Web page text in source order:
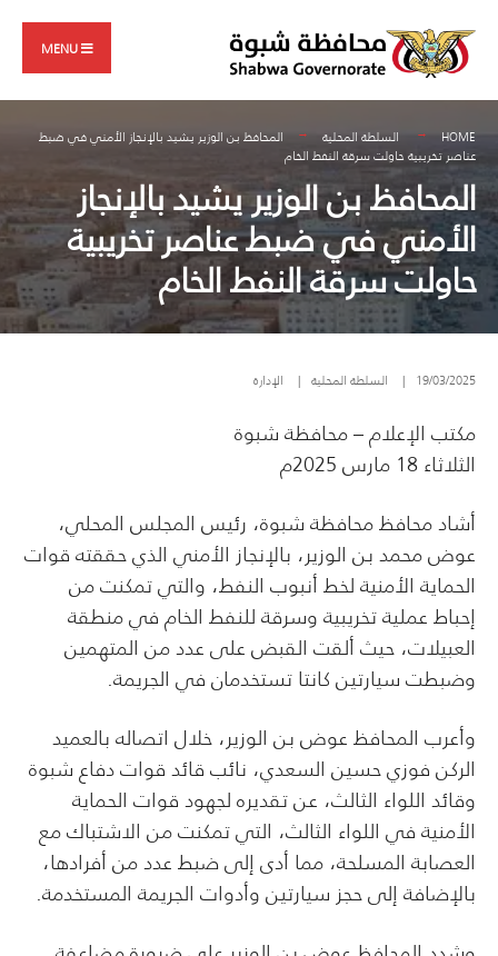
content
MENU
HOME السلطة المحلية
المحافظ بن الوزير يشيد بالإنجاز الأمني في ضبط
عناصر تخريبية حاولت سرقة النفط الخام
المحافظ بن الوزير يشيد بالإنجاز
الأمني في ضبط عناصر تخريبية
حاولت سرقة النفط الخام
19/03/2025
| السلطة المحلية | الإدارة
مكتب الإعلام – محافظة شبوة
الثلاثاء 18 مارس 2025م
أشاد محافظ محافظة شبوة، رئيس المجلس المحلي،
عوض محمد بن الوزير، بالإنجاز الأمني الذي حققته قوات
الحماية الأمنية لخط أنبوب النفط، والتي تمكنت من
إحباط عملية تخريبية وسرقة للنفط الخام في منطقة
العبيلات، حيث ألقت القبض على عدد من المتهمين
وضبطت سيارتين كانتا تستخدمان في الجريمة.
وأعرب المحافظ عوض بن الوزير، خلال اتصاله بالعميد
الركن فوزي حسين السعدي، نائب قائد قوات دفاع شبوة
وقائد اللواء الثالث، عن تقديره لجهود قوات الحماية
الأمنية في اللواء الثالث، التي تمكنت من الاشتباك مع
العصابة المسلحة، مما أدى إلى ضبط عدد من أفرادها،
بالإضافة إلى حجز سيارتين وأدوات الجريمة المستخدمة.
for: